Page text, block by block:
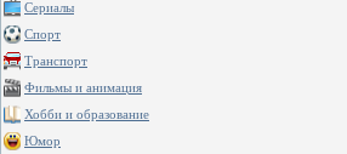
Сериалы
Спорт
Транспорт
Фильмы и анимация
Хобби и образование
Юмор